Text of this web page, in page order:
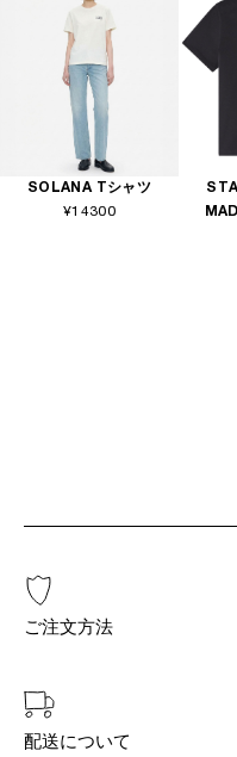
SOLANA Tシャツ
¥14300
ご注文方法
配送について